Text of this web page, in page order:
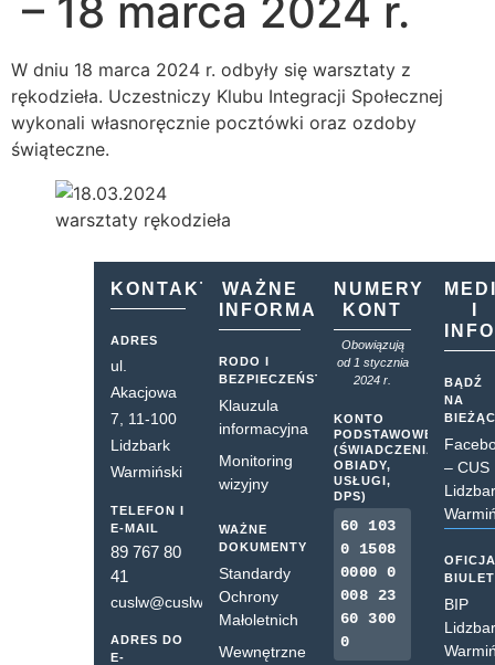
– 18 marca 2024 r.
W dniu 18 marca 2024 r. odbyły się warsztaty z
rękodzieła. Uczestniczy Klubu Integracji Społecznej
wykonali własnoręcznie pocztówki oraz ozdoby
świąteczne.
KONTAKT
ADRES
ul.
Akacjowa
7, 11-100
Lidzbark
Warmiński
TELEFON I
E-MAIL
89 767 80
41
cuslw@cuslw.pl
ADRES DO
E-
WAŻNE
INFORMACJE
RODO I
BEZPIECZEŃSTWO
Klauzula
informacyjna
Monitoring
wizyjny
WAŻNE
DOKUMENTY
Standardy
Ochrony
Małoletnich
Wewnętrzne
NUMERY
KONT
Obowiązują
od 1 stycznia
2024 r.
KONTO
PODSTAWOWE
(ŚWIADCZENIA,
OBIADY,
USŁUGI,
DPS)
60 103
0 1508
0000 0
008 23
60 300
0
BĄDŹ
NA
– CUS
BIP